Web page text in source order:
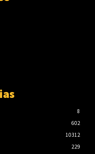
8
602
10312
229